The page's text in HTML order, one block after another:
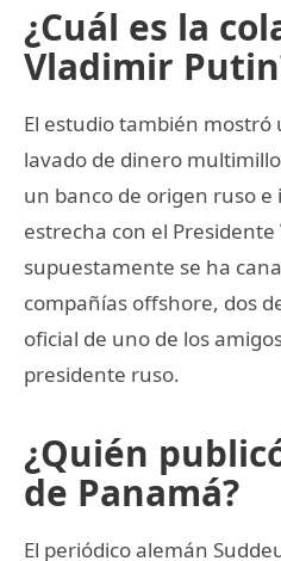
¿Cuál es la
Vladimir
El estudio también
lavado de dinero
un banco de origen ruso
estrecha con el
supuestamente se ha
compañías offshore, dos
oficial de uno de los
presidente ruso.
¿Quién
de Panamá?
El periódico alemán